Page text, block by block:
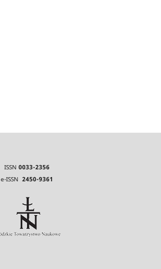
ISSN 0033-2356
e-ISSN 2450-9361